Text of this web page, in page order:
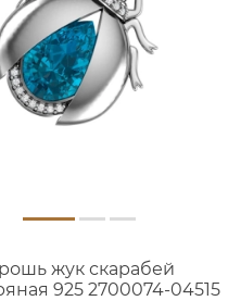
жук скарабей
925 2700074-04515